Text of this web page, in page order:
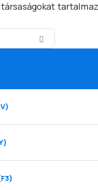
)
)
F3)